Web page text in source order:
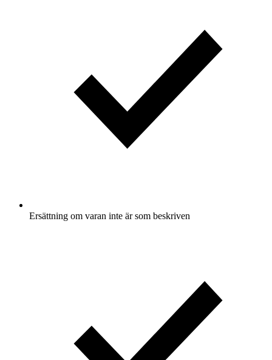
Ersättning om varan inte är som beskriven